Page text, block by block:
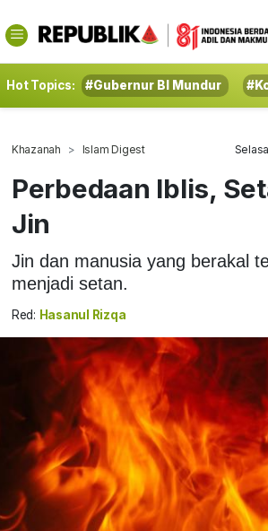
Hot Topics: #Gubernur BI Mundur
Khazanah Islam Digest
Perbedaan Iblis,
Jin
Jin dan manusia yang berakal
menjadi setan.
Red: Hasanul Rizqa